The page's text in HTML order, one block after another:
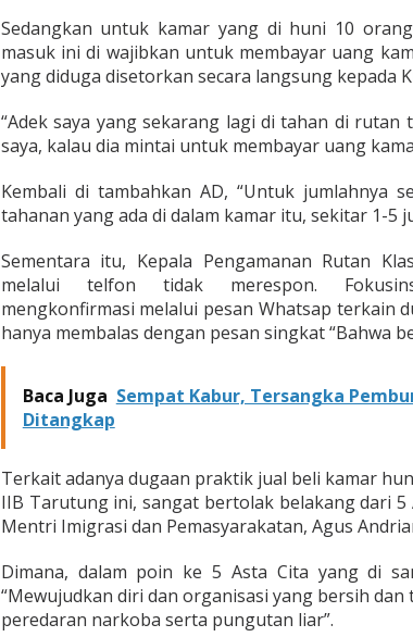
u
a
l
B
l
i
a
a
H
n
a
Sedangkan untuk kamar yang di huni 10
masuk ini di wajibkan untuk membayar uang
yang diduga disetorkan secara langsung kepada
“Adek saya yang sekarang lagi di tahan di
saya, kalau dia mintai untuk membayar uang
Kembali di tambahkan AD, “Untuk jumlahnya
tahanan yang ada di dalam kamar itu, sekitar 1-5
Sementara itu, Kepala Pengamanan Rutan
melalui telfon tidak merespon.
mengkonfirmasi melalui pesan Whatsap terkain
hanya membalas dengan pesan singkat “Bahwa
Baca Juga Sempat Kabur, Tersangka
Ditangkap
Terkait adanya dugaan praktik jual beli kamar
IIB Tarutung ini, sangat bertolak belakang dari
Mentri Imigrasi dan Pemasyarakatan, Agus
Dimana, dalam poin ke 5 Asta Cita yang di
“Mewujudkan diri dan organisasi yang bersih
peredaran narkoba serta pungutan liar”.